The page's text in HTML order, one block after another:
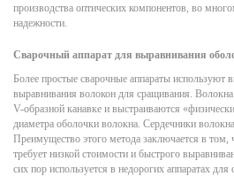
производства оптических компонентов, во
надежности.
Сварочный аппарат для выравнивания
Более простые сварочные аппараты используют
выравнивания волокон для сращивания.
V-образной канавке и выстраиваются
диаметра оболочки волокна. Сердечники
Преимущество этого метода заключается в том,
требует низкой стоимости и быстрого
сих пор используется в недорогих аппаратах